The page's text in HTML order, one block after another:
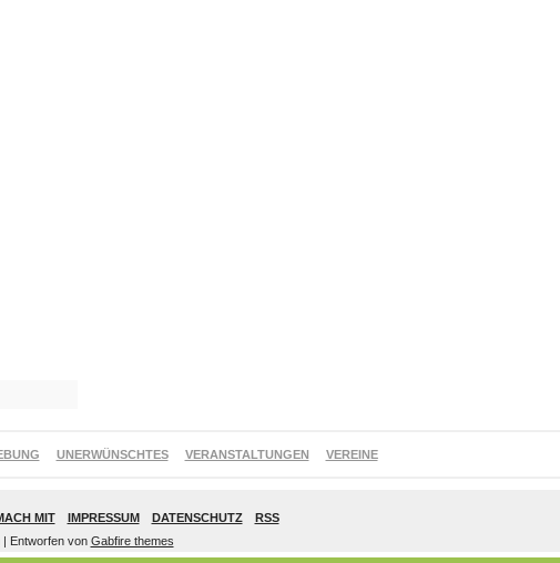
UNERWÜNSCHTES VERANSTALTUNGEN VEREINE
MIT IMPRESSUM DATENSCHUTZ
RSS
| Entworfen von Gabfire themes